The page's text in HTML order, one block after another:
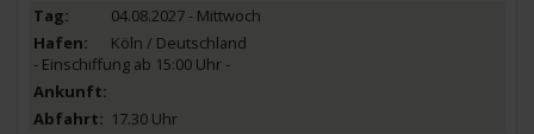
04.08.2027 - Mittwoch
Köln / Deutschland
- Einschiffung ab 15:00 Uhr -
17.30 Uhr